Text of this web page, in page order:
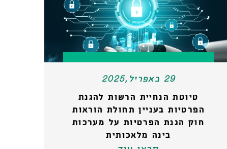
29 באפריל,2025
טיוטת הנחיית הרשות להגנת
הפרטיות בעניין תחולת הוראות
חוק הגנת הפרטיות על מערכות
בינה מלאכותית